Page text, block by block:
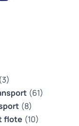
(3)
(61)
(8)
flote (10)